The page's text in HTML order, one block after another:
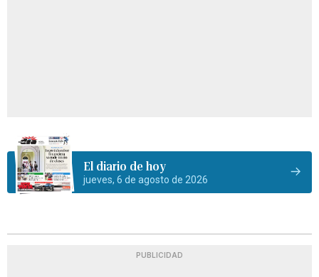
El diario de hoy
jueves, 6 de agosto de 2026
PUBLICIDAD